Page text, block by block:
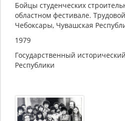
Бойцы студенческих
областном фестивале.
Чебоксары, Чувашская
1979
Государственный
Республики